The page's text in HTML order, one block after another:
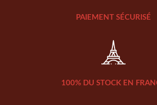
PAIEMENT SÉCURISÉ
100% DU STOCK EN